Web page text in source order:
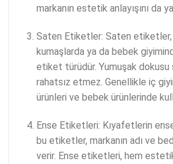
markanın estetik anlayışını da
Saten Etiketler: Saten etiketler,
kumaşlarda ya da bebek
etiket türüdür. Yumuşak dokusu
rahatsız etmez. Genellikle iç
ürünleri ve bebek ürünlerinde
Ense Etiketleri: Kıyafetlerin
bu etiketler, markanın adı ve
verir. Ense etiketleri, hem